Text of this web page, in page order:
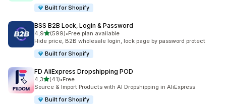
Built for Shopify
BSS B2B Lock, Login & Password
4,95 yıldız üzerinden
(599)
toplam 599 değerlendirme
•Free plan available
Hide price, B2B wholesale login, lock page by password protect
Built for Shopify
FD AliExpress Dropshipping POD
4,35 yıldız üzerinden
(41)
toplam 41 değerlendirme
•Free
Source & Import Products with AI Dropshipping in AliExpress
Built for Shopify